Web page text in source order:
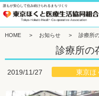
誰もが安心して住み続けられるまちづくり
HOME > お知らせ > 診療所
診療所の
2019/11/27 東京ほ